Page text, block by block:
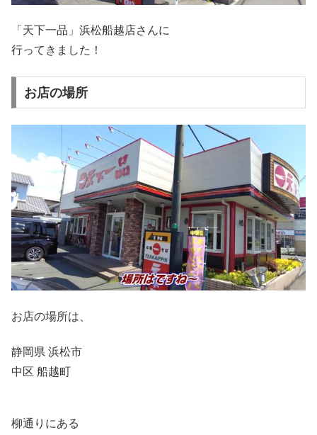
「天下一品」浜松船越店さんに
行ってきました！
お店の場所
お店の場所は、
静岡県 浜松市
中区 船越町
柳通りにある